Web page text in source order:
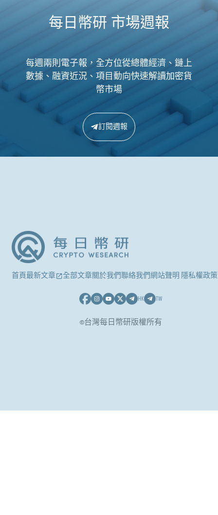
每日幣研 市場週報
每週兩則電子報，全方位從總體經濟、鏈上
數據、融資近況、項目動向快速解讀加密貨
幣市場
訂閱週報
首頁最新文章 全部文章關於我們聯絡我們網站聲明 隱私權政策
HK TW
©台灣每日幣研版權所有